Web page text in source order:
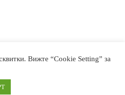
е част от P Media Group
byWPInterface
Вижте “Cookie Setting” за